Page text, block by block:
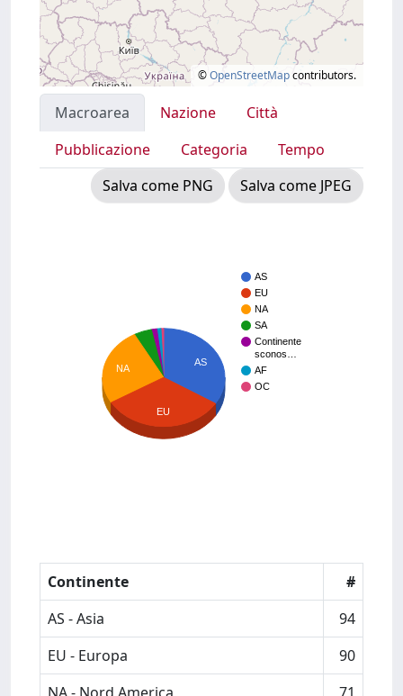
©OpenStreetMapcontributors.
Macroarea Nazione
Città
Pubblicazione
Categoria
Tempo
Salva come PNG
Salva come JPEG
AS
EU
NA
SA
Continente
sconos…
AF
OC
AS
NA
EU
Continente
#
AS - Asia
94
EU - Europa
90